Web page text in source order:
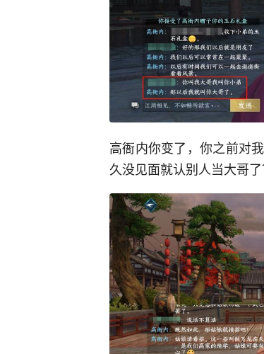
高衙内你变了，你之前对
久没见面就认别人当大哥了